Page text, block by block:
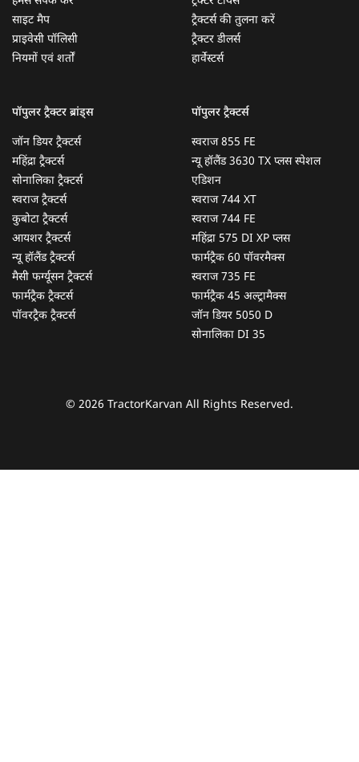
साइट मैप
प्राइवेसी पॉलिसी
नियमों एवं शर्तों
ट्रैक्टर्स की तुलना करें
ट्रैक्टर डीलर्स
हार्वेस्टर्स
पॉपुलर ट्रैक्टर ब्रांड्स
जॉन डियर ट्रैक्टर्स
महिंद्रा ट्रैक्टर्स
सोनालिका ट्रैक्टर्स
स्वराज ट्रैक्टर्स
कुबोटा ट्रैक्टर्स
आयशर ट्रैक्टर्स
न्यू हॉलैंड ट्रैक्टर्स
मैसी फर्ग्यूसन ट्रैक्टर्स
फार्मट्रैक ट्रैक्टर्स
पॉवरट्रैक ट्रैक्टर्स
पॉपुलर ट्रैक्टर्स
स्वराज 855 FE
न्यू हॉलैंड 3630 TX प्लस स्पेशल
एडिशन
स्वराज 744 XT
स्वराज 744 FE
महिंद्रा 575 DI XP प्लस
फार्मट्रैक 60 पॉवरमैक्स
स्वराज 735 FE
फार्मट्रैक 45 अल्ट्रामैक्स
जॉन डियर 5050 D
सोनालिका DI 35
© 2026 TractorKarvan All Rights Reserved.